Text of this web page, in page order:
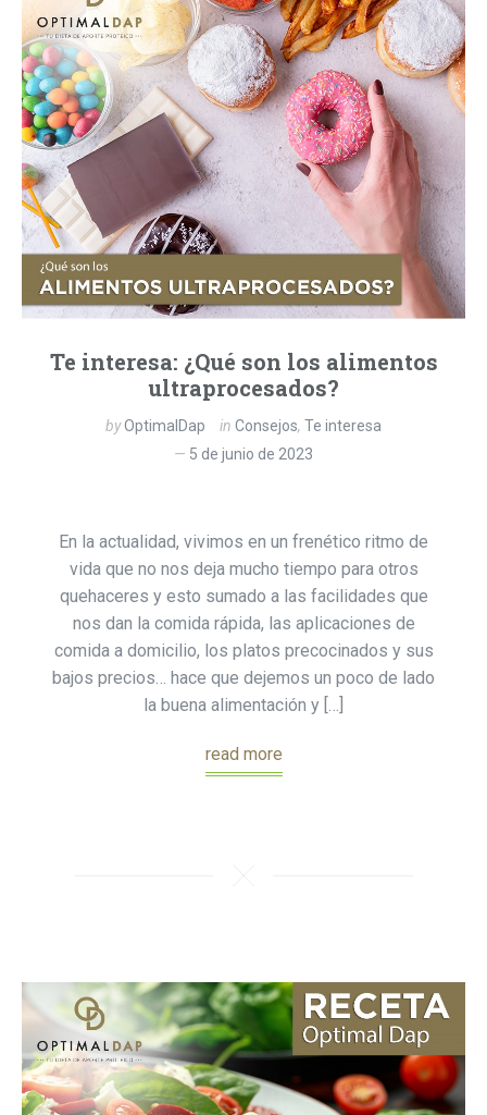
Te interesa: ¿Qué son los alimentos
ultraprocesados?
byOptimalDap in Consejos, Te interesa
5 de junio de 2023
En la actualidad, vivimos en un frenético ritmo de
vida que no nos deja mucho tiempo para otros
quehaceres y esto sumado a las facilidades que
nos dan la comida rápida, las aplicaciones de
comida a domicilio, los platos precocinados y sus
bajos precios… hace que dejemos un poco de lado
la buena alimentación y […]
read more